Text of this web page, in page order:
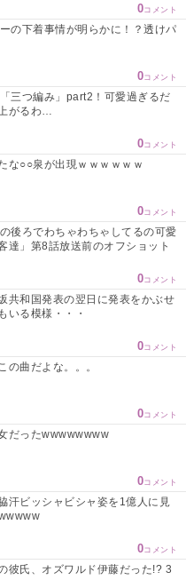
0コメント
の下着事情が明らかに！？透けパ
0コメント
三つ編み」part2！可愛過ぎるだ
がるわ…
0コメント
な○○泉が出現ｗｗｗｗｗｗ
0コメント
後ろでわちゃわちゃしてるの可愛
達」第8話放送前のオフショット
0コメント
共和国発表の翌日に発表をかぶせ
いる模様・・・
0コメント
の曲だよな。。。
0コメント
だったwwwwwwww
0コメント
汗ビッシャビシャ姿を1億人に見
0コメント
彼氏、オズワルド伊藤だった!? 3